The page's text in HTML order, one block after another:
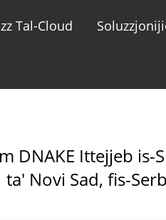
Tal-Cloud
DNAKE Ittejjeb is-
ta' Novi Sad, fis-